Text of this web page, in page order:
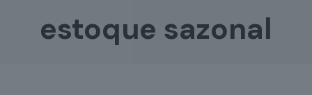
estoque sazonal